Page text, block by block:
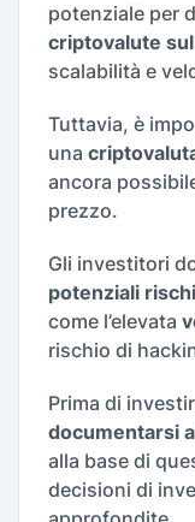
potenziale per
criptovalute
scalabilità e
Tuttavia, è
una
ancora
prezzo.
Gli investitori
potenziali
come l’elevata
rischio di
Prima di
documentarsi
alla base di
decisioni di